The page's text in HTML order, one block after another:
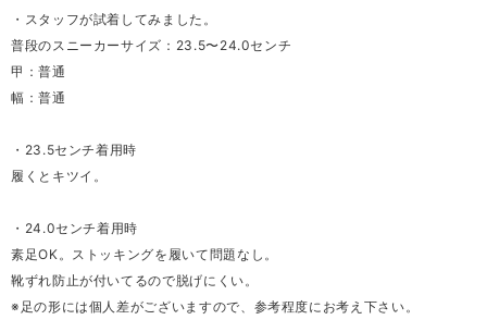
・スタッフが試着してみました。
普段のスニーカーサイズ：23.5〜24.0センチ
甲：普通
幅：普通
・23.5センチ着用時
履くとキツイ。
・24.0センチ着用時
素足OK。ストッキングを履いて問題なし。
靴ずれ防止が付いてるので脱げにくい。
※足の形には個人差がございますので、参考程度にお考え下さい。